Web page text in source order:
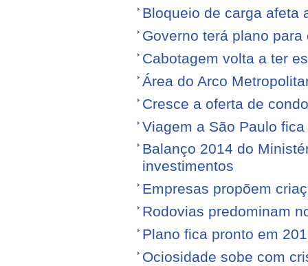
Bloqueio de carga afeta
Governo terá plano
Cabotagem volta a ter
Área do Arco
Cresce a oferta de
Viagem a São Paulo
Balanço 2014 do
investimentos
Empresas propõem
Rodovias predominam
Plano fica pronto em
Ociosidade sobe com